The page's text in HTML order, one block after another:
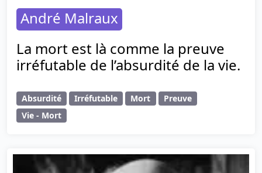
André Malraux
La mort est là comme la preuve
irréfutable de l’absurdité de la vie.
Absurdité Irréfutable Mort
Preuve
Vie - Mort